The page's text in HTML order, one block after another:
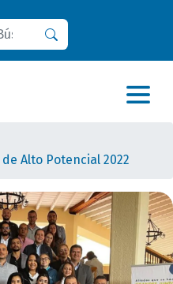
Alto Potencial 2022